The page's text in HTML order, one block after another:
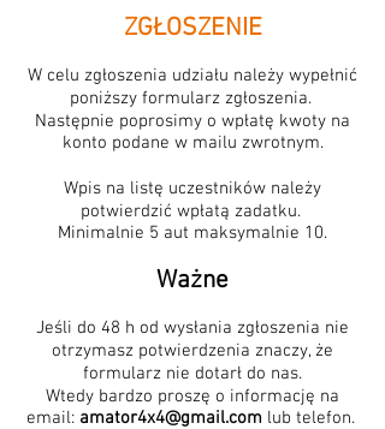
ZGŁOSZENIE
W celu zgłoszenia udziału należy wypełnić
poniższy formularz zgłoszenia.
Następnie poprosimy o wpłatę kwoty na
konto podane w mailu zwrotnym.
Wpis na listę uczestników należy
potwierdzić wpłatą zadatku.
Minimalnie 5 aut maksymalnie 10.
Ważne
Jeśli do 48 h od wysłania zgłoszenia nie
otrzymasz potwierdzenia znaczy, że
formularz nie dotarł do nas.
Wtedy bardzo proszę o informację na
email: amator4x4@gmail.com lub telefon.